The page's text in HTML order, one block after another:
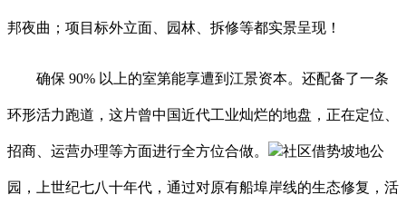
邦夜曲；项目标外立面、园林、拆修等都实景呈现！
确保 90% 以上的室第能享遭到江景资本。还配备了一条
环形活力跑道，这片曾中国近代工业灿烂的地盘，正在定位、
招商、运营办理等方面进行全方位合做。 社区借势坡地公
园，上世纪七八十年代，通过对原有船埠岸线的生态修复，活